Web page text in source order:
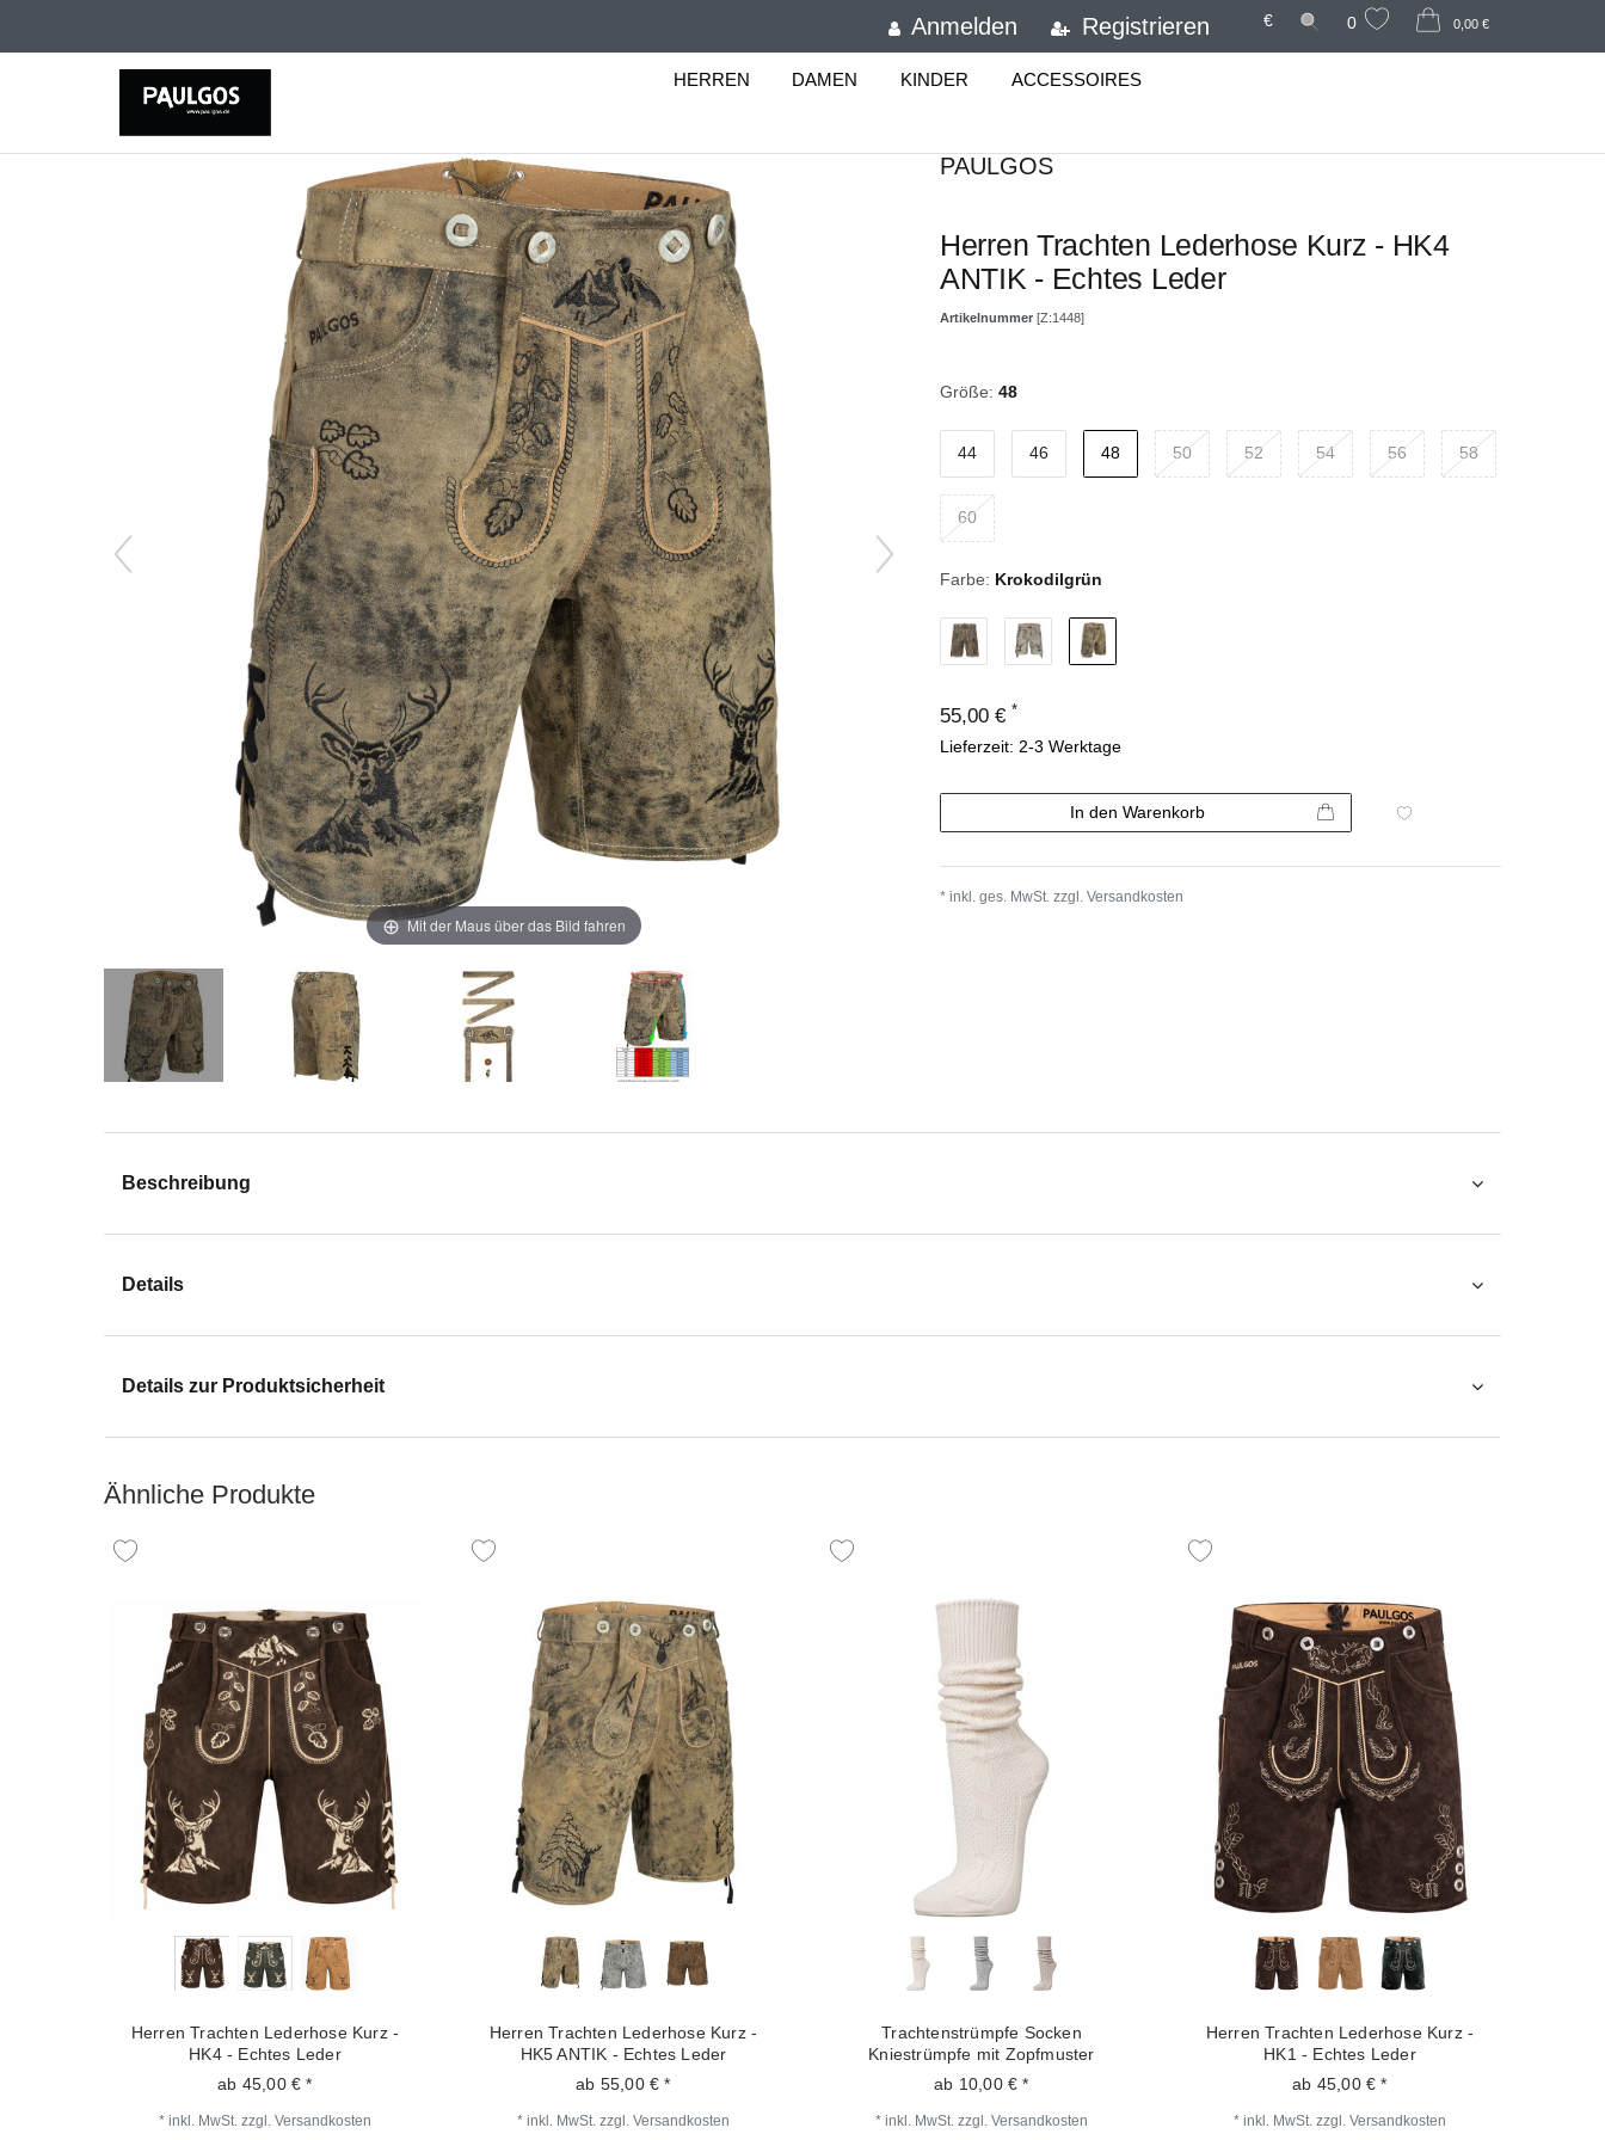
Anmelden Registrieren € 0 0,00 €
HERREN DAMEN KINDER ACCESSOIRES
Mit der Maus über das Bild fahren
PAULGOS
Herren Trachten Lederhose Kurz - HK4
ANTIK - Echtes Leder
Artikelnummer [Z:1448]
Größe: 48
44 46 48 50 52 54 56 58
60
Farbe: Krokodilgrün
55,00 € *
Lieferzeit: 2-3 Werktage
In den Warenkorb
* inkl. ges. MwSt. zzgl. Versandkosten
Beschreibung
Details
Details zur Produktsicherheit
Ähnliche Produkte
Herren Trachten Lederhose Kurz -
HK4 - Echtes Leder
ab 45,00 € *
* inkl. MwSt. zzgl. Versandkosten
Herren Trachten Lederhose Kurz -
HK5 ANTIK - Echtes Leder
ab 55,00 € *
* inkl. MwSt. zzgl. Versandkosten
Trachtenstrümpfe Socken
Kniestrümpfe mit Zopfmuster
ab 10,00 € *
* inkl. MwSt. zzgl. Versandkosten
Herren Trachten Lederhose Kurz -
HK1 - Echtes Leder
ab 45,00 € *
* inkl. MwSt. zzgl. Versandkosten